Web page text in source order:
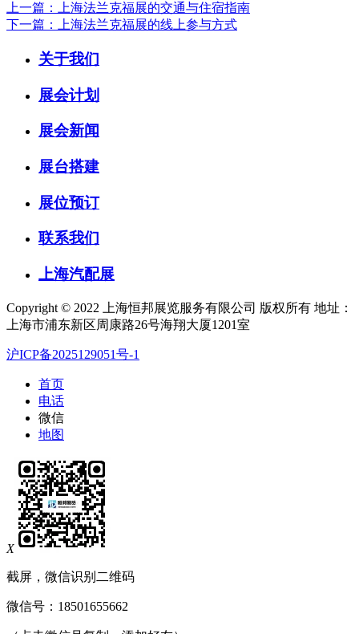
上一篇：上海法兰克福展的交通与住宿指南
下一篇：上海法兰克福展的线上参与方式
关于我们
展会计划
展会新闻
展台搭建
展位预订
联系我们
上海汽配展
Copyright © 2022 上海恒邦展览服务有限公司 版权所有 地址：
上海市浦东新区周康路26号海翔大厦1201室
沪ICP备2025129051号-1
首页
电话
微信
地图
X
截屏，微信识别二维码
微信号： 18501655662